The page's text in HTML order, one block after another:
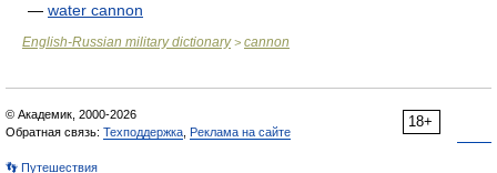
— water cannon
English-Russian military dictionary> cannon
18+
© Академик, 2000-2026
Обратная связь: Техподдержка Реклама на сайте
👣 Путешествия